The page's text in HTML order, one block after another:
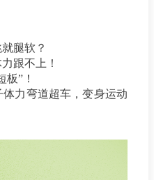
腿软？
跟不上！
”！
力弯道超车，变身运动